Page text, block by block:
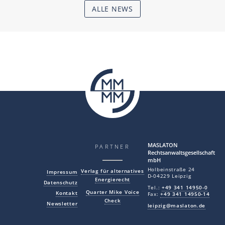
ALLE NEWS
Impressum
Datenschutz
Kontakt
Newsletter
PARTNER
Verlag für alternatives
Energierecht
Quarter Mike Voice
Check
MAS LA TON
Rechtsanwaltsgesellschaft
mbH
Holbeinstraße 24
D-04229 Leipzig
Tel.: +49 341 14950-0
Fax:+49 341 14950-14
leipzig@maslaton.de